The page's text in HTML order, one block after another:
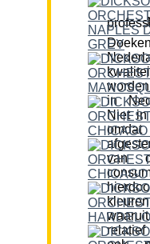
Mening van de
in
Niet in
van
relatief